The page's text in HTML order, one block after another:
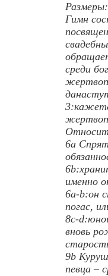
Гимн
среди
6a
именно
6a-b:он
погас,
8c-
вновь
9b
певца –